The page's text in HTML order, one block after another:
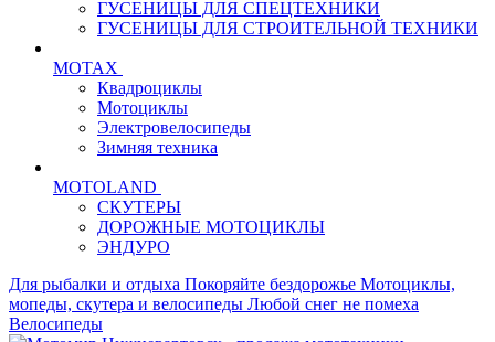
ГУСЕНИЦЫ ДЛЯ СПЕЦТЕХНИКИ
ГУСЕНИЦЫ ДЛЯ СТРОИТЕЛЬНОЙ ТЕХНИКИ
MOTAX
Квадроциклы
Мотоциклы
Электровелосипеды
Зимняя техника
MOTOLAND
СКУТЕРЫ
ДОРОЖНЫЕ МОТОЦИКЛЫ
ЭНДУРО
Для рыбалки и отдыха Покоряйте бездорожье Мотоциклы,
мопеды, скутера и велосипеды Любой снег не помеха
Велосипеды